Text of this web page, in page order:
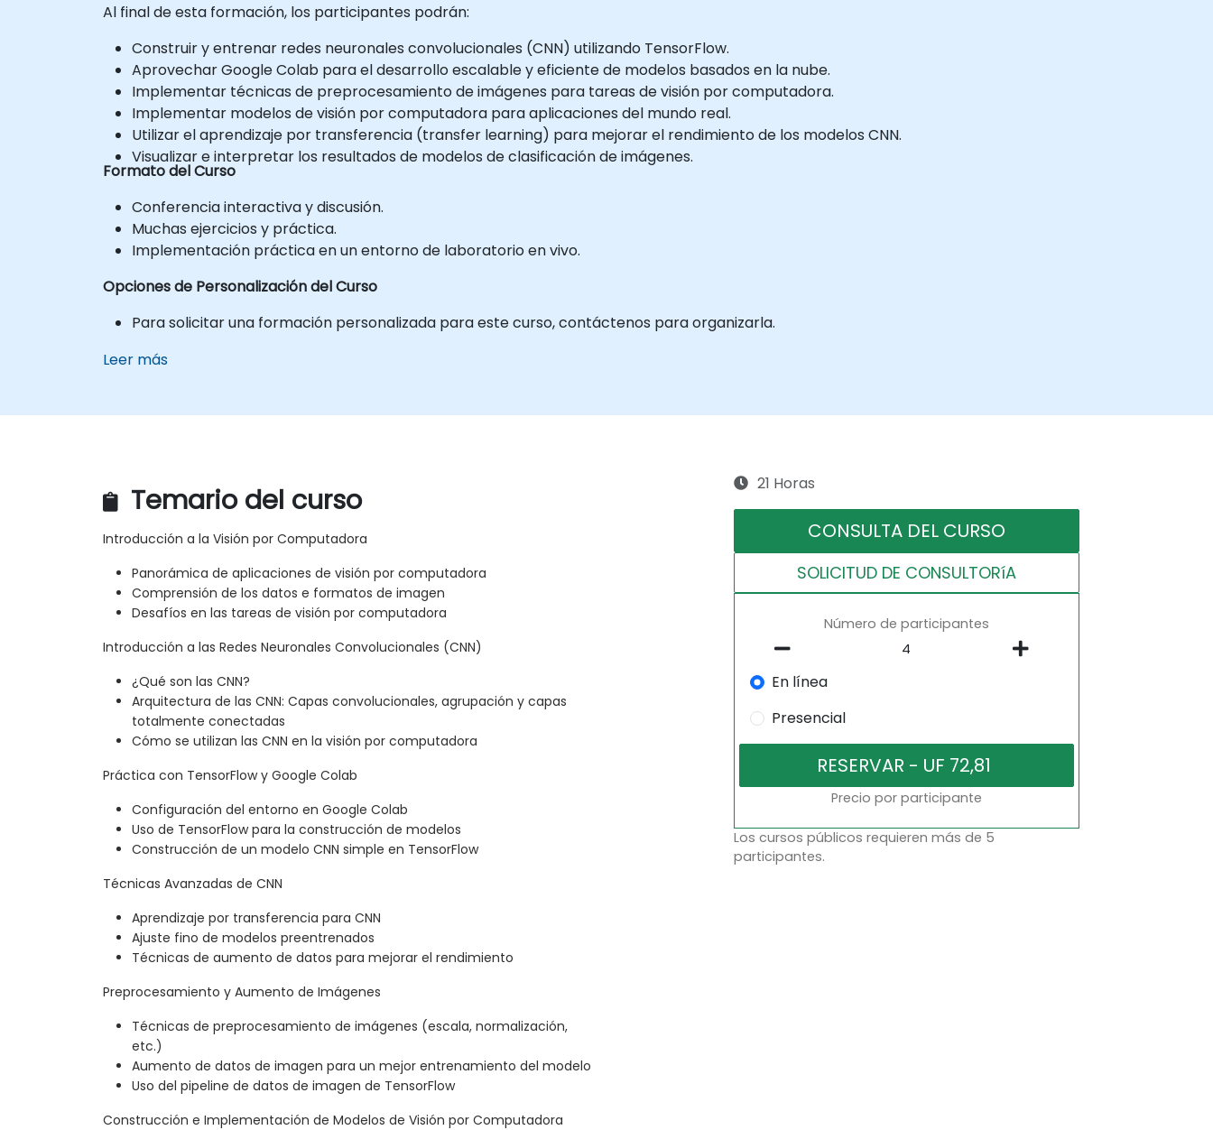
Al final de esta formación, los participantes podrán:
Construir y entrenar redes neuronales convolucionales (CNN) utilizando TensorFlow.
Aprovechar Google Colab para el desarrollo escalable y eficiente de modelos basados en la nube.
Implementar técnicas de preprocesamiento de imágenes para tareas de visión por computadora.
Implementar modelos de visión por computadora para aplicaciones del mundo real.
Utilizar el aprendizaje por transferencia (transfer learning) para mejorar el rendimiento de los modelos CNN.
Visualizar e interpretar los resultados de modelos de clasificación de imágenes.
Formato del Curso
Conferencia interactiva y discusión.
Muchas ejercicios y práctica.
Implementación práctica en un entorno de laboratorio en vivo.
Opciones de Personalización del Curso
Para solicitar una formación personalizada para este curso, contáctenos para organizarla.
Leer más
Temario del curso
Introducción a la Visión por Computadora
Panorámica de aplicaciones de visión por computadora
Comprensión de los datos e formatos de imagen
Desafíos en las tareas de visión por computadora
Introducción a las Redes Neuronales Convolucionales (CNN)
¿Qué son las CNN?
Arquitectura de las CNN: Capas convolucionales, agrupación y capas
totalmente conectadas
Cómo se utilizan las CNN en la visión por computadora
Práctica con TensorFlow y Google Colab
Configuración del entorno en Google Colab
Uso de TensorFlow para la construcción de modelos
Construcción de un modelo CNN simple en TensorFlow
Técnicas Avanzadas de CNN
Aprendizaje por transferencia para CNN
Ajuste fino de modelos preentrenados
Técnicas de aumento de datos para mejorar el rendimiento
Preprocesamiento y Aumento de Imágenes
Técnicas de preprocesamiento de imágenes (escala, normalización,
etc.)
Aumento de datos de imagen para un mejor entrenamiento del modelo
Uso del pipeline de datos de imagen de TensorFlow
Construcción e Implementación de Modelos de Visión por Computadora
21 Horas
CONSULTA DEL CURSO
SOLICITUD DE CONSULTORíA
Número de participantes
En línea
Presencial
Precio por participante
Los cursos públicos requieren más de 5
participantes.